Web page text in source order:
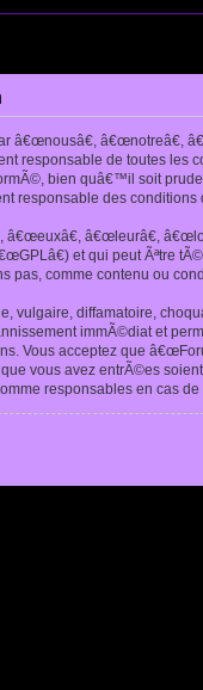
â€œnotreâ€,
responsable de toutes
bien quâ€™il soit
responsable des
â€œleurâ€,
et qui peut Ãªtre
comme contenu ou
vulgaire, diffamatoire,
immÃ©diat et
Vous acceptez que
vous avez entrÃ©es
responsables en cas